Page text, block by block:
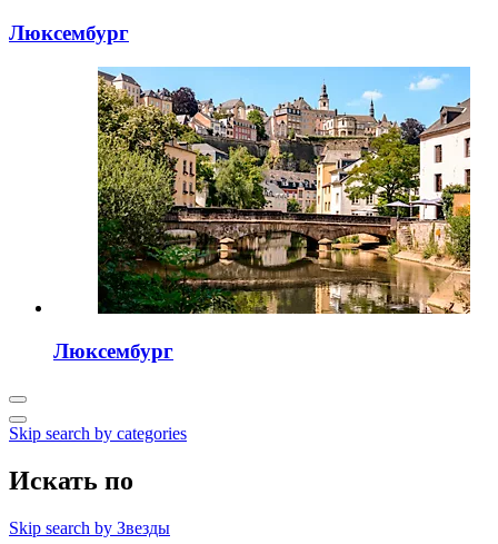
Люксембург
Люксембург
Skip search by categories
Искать по
Skip search by Звезды